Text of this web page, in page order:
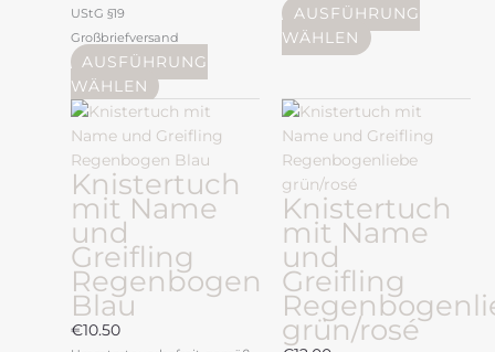
UStG §19
Großbriefversand
AUSFÜHRUNG
WÄHLEN
werden
AUSFÜHRUNG
WÄHLEN
gewählt
werden
Knistertuch
mit Name
und
Greifling
Regenbogen
Blau
€10.50
Knistertuch
mit Name
und
Greifling
grün/rosé
Dieses
Produkt
weist
Varianten
auf.
Optionen
können
auf